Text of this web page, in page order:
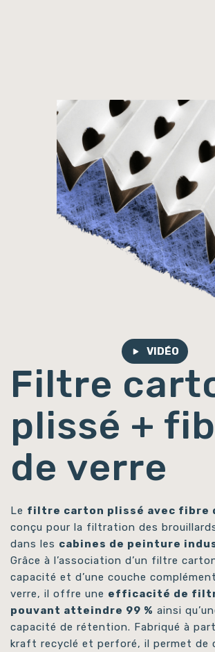
VIDÉO
Filtre
plissé +
de verre
Le filtre carton plissé avec fibre
conçu pour la filtration des
dans les cabines de peinture
Grâce à l’association d’un filtre
capacité et d’une couche
verre, il offre une efficacité de
pouvant atteindre 99 % ainsi
capacité de rétention. Fabriqué à
kraft recyclé et perforé, il permet de